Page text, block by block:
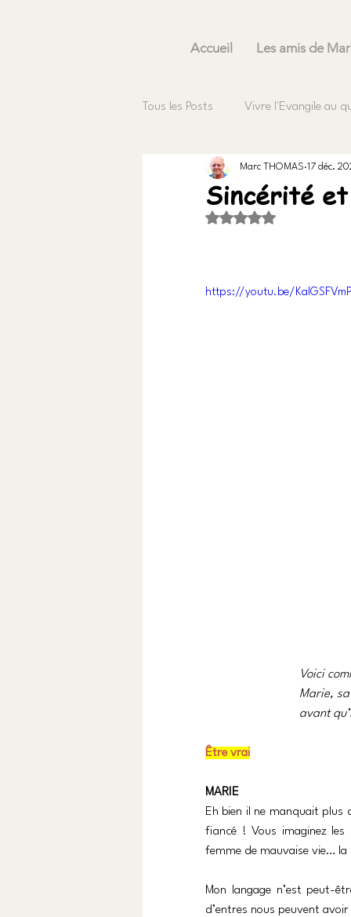
Accueil Les amis de
Tous les Posts Vivre l'Evangile au
Sincérité
Marc THOMAS 17 déc.
Noté NaN étoiles sur 5.
https://youtu.be/
Voici
Marie,
avant
Être vrai
MARIE
Eh bien il ne manquait plus
fiancé ! Vous imaginez
femme de mauvaise vie…
Mon langage n’est peut-
d’entres nous peuvent